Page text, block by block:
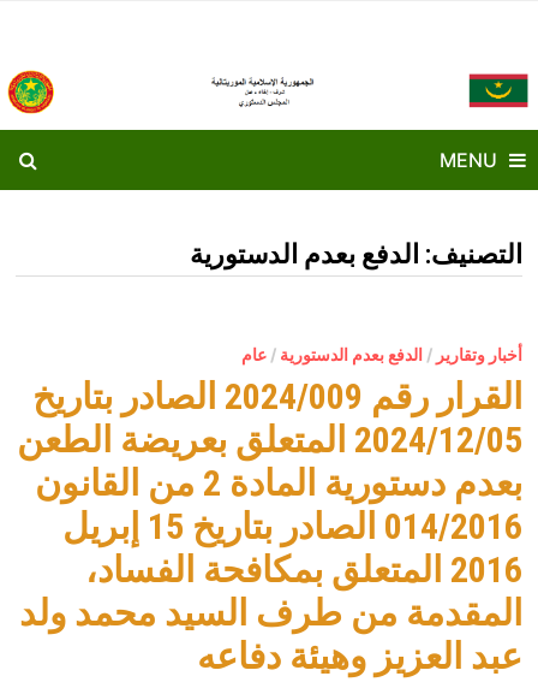
content
MENU
التصنيف: الدفع بعدم الدستورية
أخبار وتقارير / الدفع بعدم الدستورية /عام
القرار رقم 2024/009 الصادر بتاريخ
2024/12/05 المتعلق بعريضة الطعن
بعدم دستورية المادة 2 من القانون
014/2016 الصادر بتاريخ 15 إبريل
2016 المتعلق بمكافحة الفساد،
المقدمة من طرف السيد محمد ولد
عبد العزيز وهيئة دفاعه